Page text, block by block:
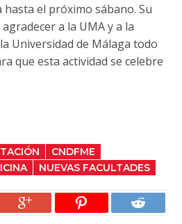
el próximo sábano. Su
a la UMA y a la
Universidad de Málaga todo
que esta actividad se celebre
CNDFME
NUEVAS FACULTADES